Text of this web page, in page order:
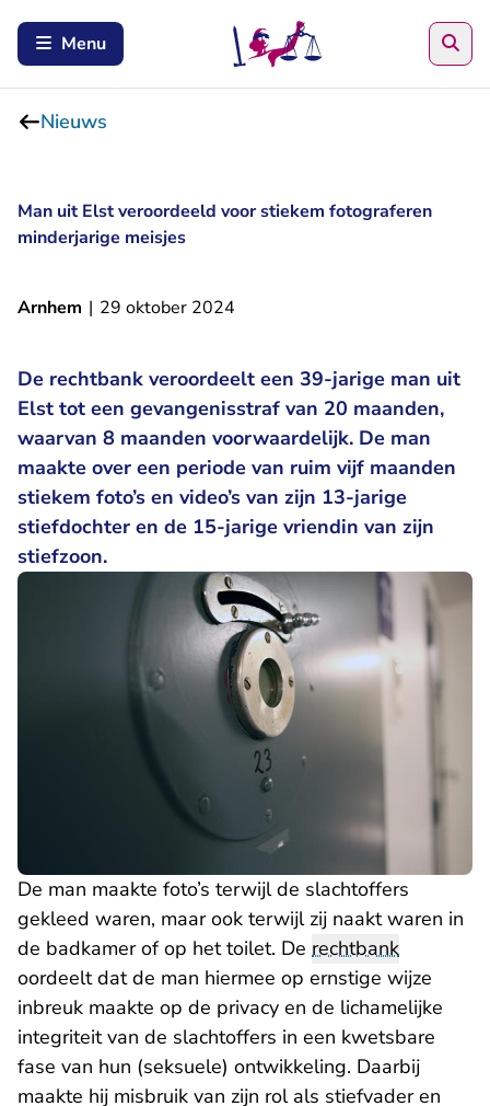
Menu
Nieuws
Man uit Elst veroordeeld voor stiekem fotograferen
minderjarige meisjes
Arnhem | 29 oktober 2024
De rechtbank veroordeelt een 39-jarige man uit
Elst tot een gevangenisstraf van 20 maanden,
waarvan 8 maanden voorwaardelijk. De man
maakte over een periode van ruim vijf maanden
stiekem foto’s en video’s van zijn 13-jarige
stiefdochter en de 15-jarige vriendin van zijn
stiefzoon.
De man maakte foto’s terwijl de slachtoffers
gekleed waren, maar ook terwijl zij naakt waren in
de badkamer of op het toilet. De rechtbank
oordeelt dat de man hiermee op ernstige wijze
inbreuk maakte op de privacy en de lichamelijke
integriteit van de slachtoffers in een kwetsbare
fase van hun (seksuele) ontwikkeling. Daarbij
maakte hij misbruik van zijn rol als stiefvader en